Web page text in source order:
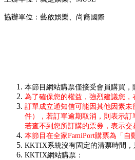
協辦單位：藝啟娛樂、尚裔國際
本節目網站購票僅接受會員購買，
為了確保您的權益，強烈建議您，
訂單成立通知信可能因其他因素
件），若訂單逾期取消，則表示
若查不到您所訂購的票券，表示交
本節目在全家FamiPort購票為「自
KKTIX系統沒有固定的清票時間，
KKTIX網站購票：